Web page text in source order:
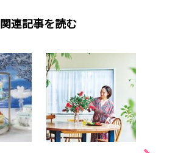
関連記事を読む